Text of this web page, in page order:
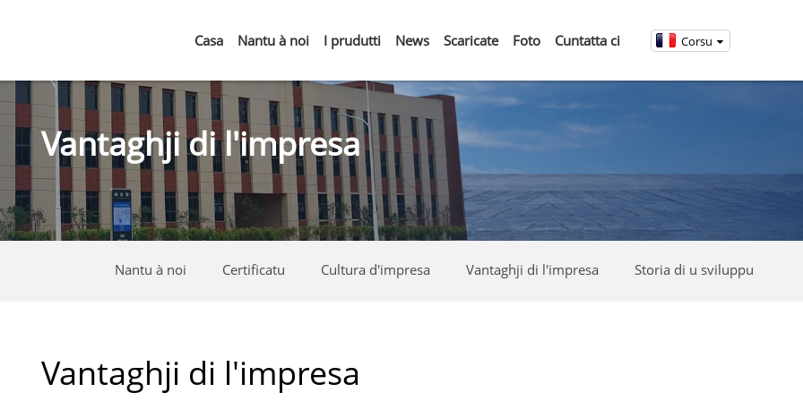
Casa Nantu à noi I prudutti News Scaricate Foto Cuntatta ci Corsu
Vantaghji di l'impresa
Storia di u sviluppu
Vantaghji di l'impresa
Cultura d'impresa
Certificatu
Nantu à noi
Vantaghji di l'impresa